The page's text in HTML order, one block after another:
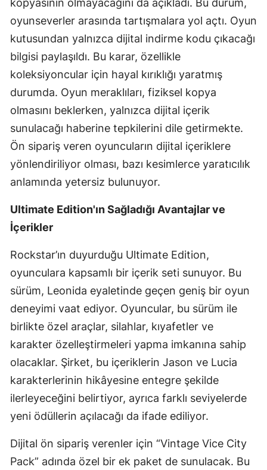
Mardin
Muş
Nevşehir
Niğde
Ordu
Sinop
Sivas
Tekirdağ
Tokat
Trabzon
Tunceli
Şanlıurfa
Uşak
Van
kopyasının olmayacağını da açıkladı. Bu durum,
oyunseverler arasında tartışmalara yol açtı. Oyun
kutusundan yalnızca dijital indirme kodu çıkacağı
bilgisi paylaşıldı. Bu karar, özellikle
koleksiyoncular için hayal kırıklığı yaratmış
durumda. Oyun meraklıları, fiziksel kopya
olmasını beklerken, yalnızca dijital içerik
sunulacağı haberine tepkilerini dile getirmekte.
Ön sipariş veren oyuncuların dijital içeriklere
yönlendiriliyor olması, bazı kesimlerce yaratıcılık
anlamında yetersiz bulunuyor.
Ultimate Edition'ın Sağladığı Avantajlar ve
İçerikler
Rockstar’ın duyurduğu Ultimate Edition,
oyunculara kapsamlı bir içerik seti sunuyor. Bu
sürüm, Leonida eyaletinde geçen geniş bir oyun
deneyimi vaat ediyor. Oyuncular, bu sürüm ile
birlikte özel araçlar, silahlar, kıyafetler ve
karakter özelleştirmeleri yapma imkanına sahip
olacaklar. Şirket, bu içeriklerin Jason ve Lucia
karakterlerinin hikâyesine entegre şekilde
ilerleyeceğini belirtiyor, ayrıca farklı seviyelerde
yeni ödüllerin açılacağı da ifade ediliyor.
Dijital ön sipariş verenler için “Vintage Vice City
Pack” adında özel bir ek paket de sunulacak. Bu